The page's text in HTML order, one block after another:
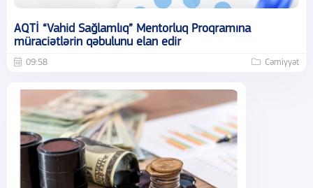
AQTİ “Vahid Sağlamlıq” Mentorluq Proqramına
müraciətlərin qəbulunu elan edir
09:58 Cəmiyyət